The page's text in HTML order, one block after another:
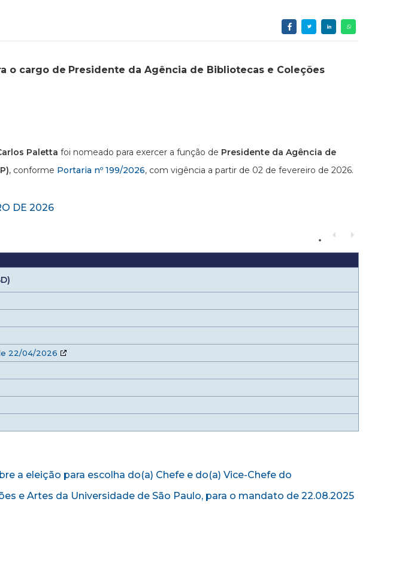
o cargo de Presidente da Agência de Bibliotecas e Coleções
Paletta foi nomeado para exercer a função de Presidente da Agência de
, conforme Portaria nº 199/2026, com vigência a partir de 02 de fevereiro de 2026.
DE 2026
22/04/2026
a eleição para escolha do(a) Chefe e do(a) Vice-Chefe do
e Artes da Universidade de São Paulo, para o mandato de 22.08.2025